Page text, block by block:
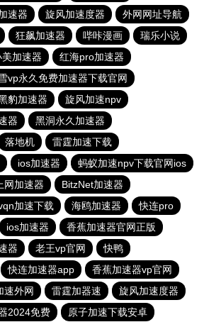
速器 旋风加速度器
外网网址导航
狂飙加速器 哔咔漫画
瑞乐小说
美加速器
红海pro加速器
vp永久免费加速器下载官网
豹加速器
旋风加速npv
器
黑洞永久加速器
落地机
雷霆加速下载
ios加速器
蚂蚁加速npv下载官网ios
网加速器
BitzNet加速器
加速下载 海鸥加速器
快连pro
ios加速器
香蕉加速器官网正版
器 老王vp官网
快鸭
快连加速器app
香蕉加速器vp官网
速外网 雷霆加器速
旋风加速度器
2024免费 原子加速下载安卓